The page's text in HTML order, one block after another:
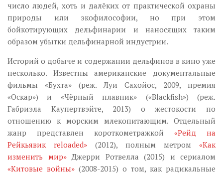
число людей, хоть и далёких от практической охраны
природы или экофилософии, но при этом
бойкотирующих дельфинарии и наносящих таким
образом убытки дельфинарной индустрии.
Историй о добыче и содержании дельфинов в кино уже
несколько. Известны американские документальные
фильмы «Бухта» (реж. Луи Сахойос, 2009, премия
«Оскар») и «Чёрный плавник» («Blackfish») (реж.
Габриэла Каупертвэйте, 2013) о жестокости по
отношению к морским млекопитающим. Отдельный
жанр представлен короткометражкой «Рейд на
Рейкьявик reloaded» (2012), полным метром «Как
изменить мир»Джерри Ротвелла (2015) и сериалом
«Китовые войны» (2008-2015) о том, как радикальные